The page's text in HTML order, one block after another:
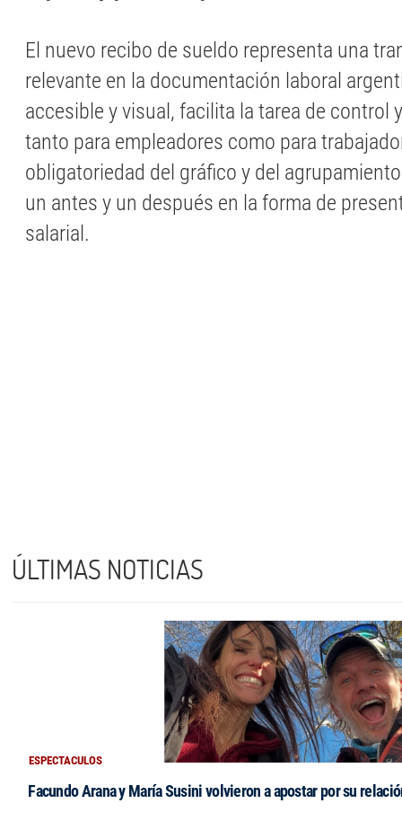
El nuevo recibo de sueldo representa una
relevante en la documentación laboral
accesible y visual, facilita la tarea de control
tanto para empleadores como para
obligatoriedad del gráfico y del
un antes y un después en la forma de
salarial.
ÚLTIMAS NOTICIAS
ESPECTACULOS
Facundo Arana y María Susini volvieron a apostar por su